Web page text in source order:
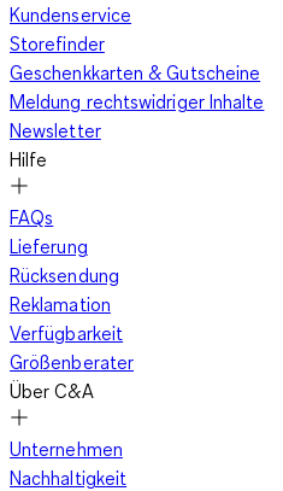
Kundenservice
Storefinder
Geschenkkarten & Gutscheine
Meldung rechtswidriger Inhalte
Newsletter
Hilfe
FAQs
Lieferung
Rücksendung
Reklamation
Verfügbarkeit
Größenberater
Über C&A
Unternehmen
Nachhaltigkeit